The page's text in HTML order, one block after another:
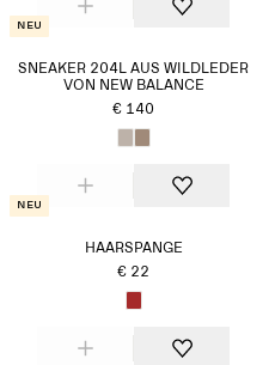
Neu
SNEAKER 204L AUS WILDLEDER
VON NEW BALANCE
€ 140
Neu
HAARSPANGE
€ 22